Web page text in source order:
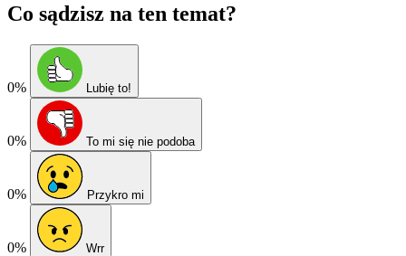
Co sądzisz na ten temat?
0% Lubię to!
0% To mi się nie podoba
0% Przykro mi
0% Wrr